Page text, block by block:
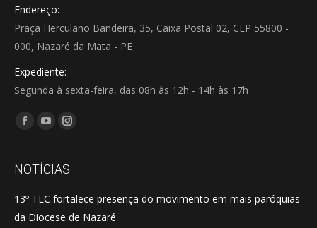
Endereço:
Praça Herculano Bandeira, 35, Caixa Postal 02, CEP 55800 -
000, Nazaré da Mata - PE
Expediente:
Segunda à sexta-feira, das 08h às 12h - 14h às 17h
Encontre-nos em:
Facebook
opens
new
window
YouTube
opens
new
window
Instagram
opens
new
window
NOTÍCIAS
13º TLC fortalece presença do movimento em mais paróquias
da Diocese de Nazaré